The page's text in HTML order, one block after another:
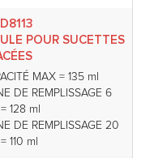
POUR SUCETTES
MAX = 135 ml
DE REMPLISSAGE 6
128 ml
DE REMPLISSAGE 20
110 ml